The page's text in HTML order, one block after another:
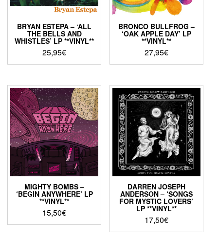
BRYAN ESTEPA – ‘ALL
THE BELLS AND
WHISTLES’ LP **VINYL**
25,95€
BRONCO BULLFROG –
‘OAK APPLE DAY’ LP
**VINYL**
27,95€
MIGHTY BOMBS –
‘BEGIN ANYWHERE’ LP
**VINYL**
15,50€
DARREN JOSEPH
ANDERSON – ‘SONGS
FOR MYSTIC LOVERS’
LP **VINYL**
17,50€